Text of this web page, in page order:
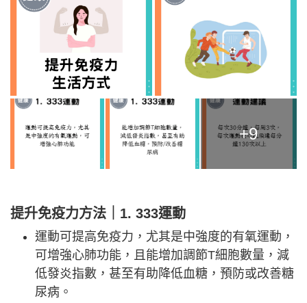
+9
提升免疫力方法｜1. 333運動
運動可提高免疫力，尤其是中強度的有氧運動，
可增強心肺功能，且能增加調節T細胞數量，減
低發炎指數，甚至有助降低血糖，預防或改善糖
尿病。